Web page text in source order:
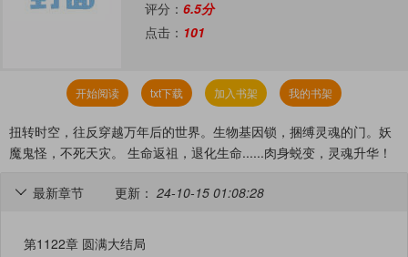
评分：6.5分
点击： 101
开始阅读 txt下载 加入书架 我的书架
扭转时空，往反穿越万年后的世界。生物基因锁，捆缚灵魂的门。妖
魔鬼怪，不死天灾。 生命返祖，退化生命......肉身蜕变，灵魂升华！
最新章节 更新： 24-10-15 01:08:28

第1122章 圆满大结局